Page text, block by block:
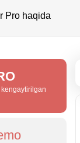
Pro haqida